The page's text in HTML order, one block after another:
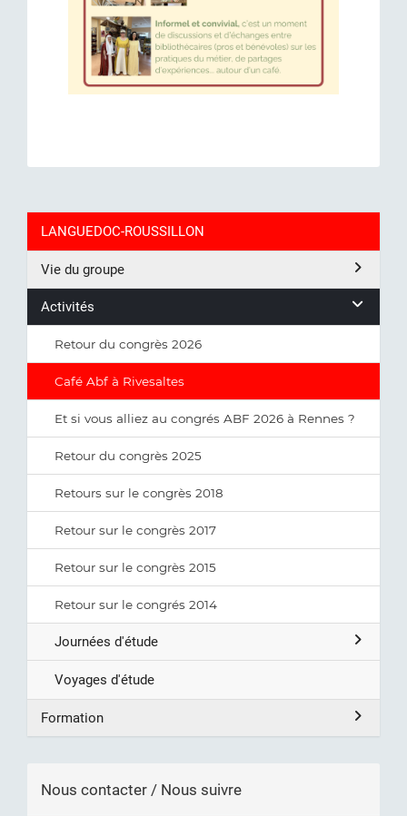
LANGUEDOC-ROUSSILLON
Vie du groupe
Activités
Retour du congrès 2026
Café Abf à Rivesaltes
Et si vous alliez au congrés ABF 2026 à Rennes ?
Retour du congrès 2025
Retours sur le congrès 2018
Retour sur le congrès 2017
Retour sur le congrès 2015
Retour sur le congrés 2014
Journées d'étude
Voyages d'étude
Formation
Nous contacter / Nous suivre